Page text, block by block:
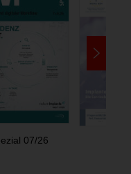
07/26